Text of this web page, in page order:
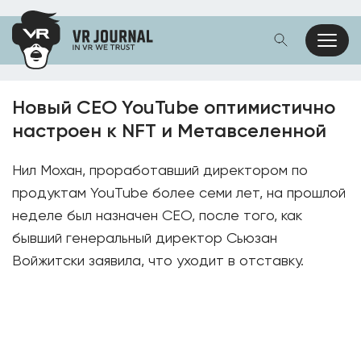
Новый CEO YouTube оптимистично
настроен к NFT и Метавселенной
Нил Мохан, проработавший директором по
продуктам YouTube более семи лет, на прошлой
неделе был назначен CEO, после того, как
бывший генеральный директор Сьюзан
Войжитски заявила, что уходит в отставку.